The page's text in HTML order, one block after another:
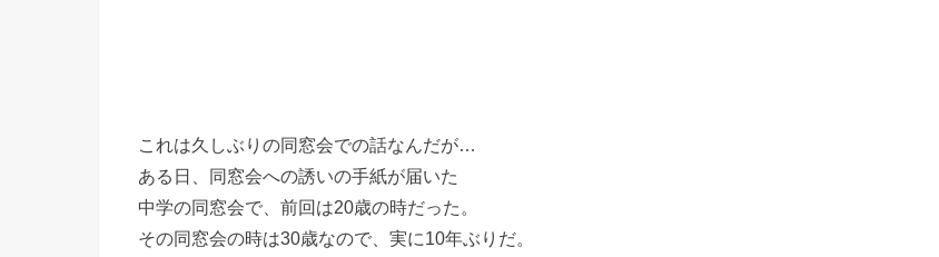
これは久しぶりの同窓会での話なんだが…
ある日、同窓会への誘いの手紙が届いた
中学の同窓会で、前回は20歳の時だった。
その同窓会の時は30歳なので、実に10年ぶりだ。